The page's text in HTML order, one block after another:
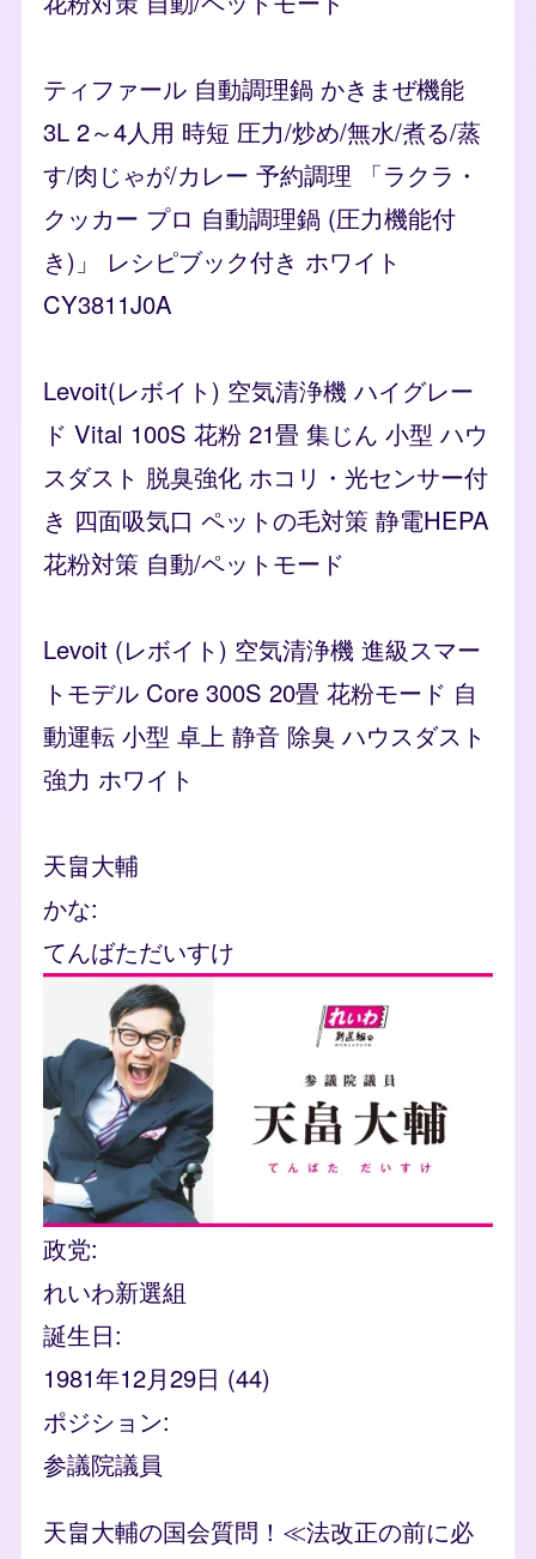
ティファール 自動調理鍋 かきまぜ機能
3L 2～4人用 時短 圧力/炒め/無水/煮る/蒸
す/肉じゃが/カレー 予約調理 「ラクラ・
クッカー プロ 自動調理鍋 (圧力機能付
き)」 レシピブック付き ホワイト
CY3811J0A
Levoit(レボイト) 空気清浄機 ハイグレー
ド Vital 100S 花粉 21畳 集じん 小型 ハウ
スダスト 脱臭強化 ホコリ・光センサー付
き 四面吸気口 ペットの毛対策 静電HEPA
花粉対策 自動/ペットモード
Levoit (レボイト) 空気清浄機 進級スマー
トモデル Core 300S 20畳 花粉モード 自
動運転 小型 卓上 静音 除臭 ハウスダスト
強力 ホワイト
名前
天畠大輔
かな
てんばただいすけ
政党
れいわ新選組
誕生日
1981年12月29日 (44)
ポジション
参議院議員
天畠大輔の国会質問！≪法改正の前に必